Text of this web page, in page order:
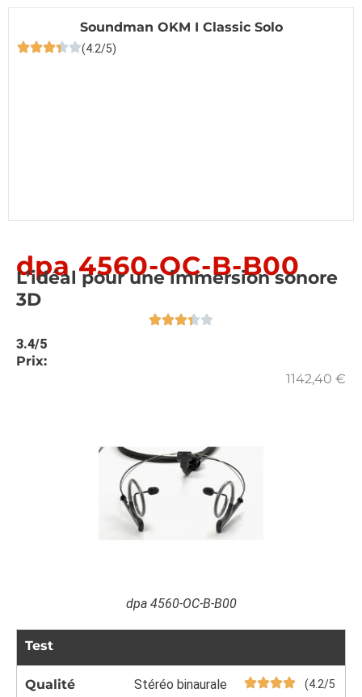
Soundman OKM I Classic Solo
(4.2/5)
dpa 4560-OC-B-B00
L’idéal pour une immersion sonore
3D
3.4/5
Prix:
1142,40 €
dpa 4560-OC-B-B00
Test
Qualité
Stéréo binaurale
(4.2/5